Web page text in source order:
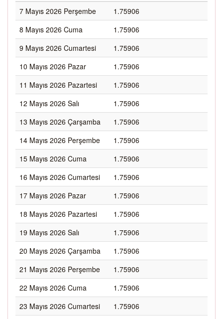
7 Mayıs 2026 Perşembe
1.75906
8 Mayıs 2026 Cuma
1.75906
9 Mayıs 2026 Cumartesi
1.75906
10 Mayıs 2026 Pazar
1.75906
11 Mayıs 2026 Pazartesi
1.75906
12 Mayıs 2026 Salı
1.75906
13 Mayıs 2026 Çarşamba
1.75906
14 Mayıs 2026 Perşembe
1.75906
15 Mayıs 2026 Cuma
1.75906
16 Mayıs 2026 Cumartesi
1.75906
17 Mayıs 2026 Pazar
1.75906
18 Mayıs 2026 Pazartesi
1.75906
19 Mayıs 2026 Salı
1.75906
20 Mayıs 2026 Çarşamba
1.75906
21 Mayıs 2026 Perşembe
1.75906
22 Mayıs 2026 Cuma
1.75906
23 Mayıs 2026 Cumartesi
1.75906